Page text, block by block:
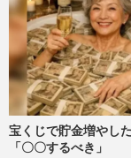
宝くじで貯金増やし
「〇〇するべき」